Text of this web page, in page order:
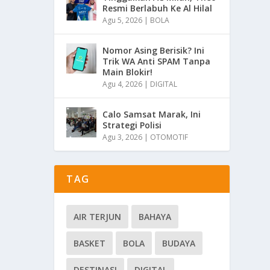
Resmi Berlabuh Ke Al Hilal
Agu 5, 2026 | BOLA
Nomor Asing Berisik? Ini
Trik WA Anti SPAM Tanpa
Main Blokir!
Agu 4, 2026 | DIGITAL
Calo Samsat Marak, Ini
Strategi Polisi
Agu 3, 2026 | OTOMOTIF
TAG
AIR TERJUN BAHAYA
BASKET BOLA BUDAYA